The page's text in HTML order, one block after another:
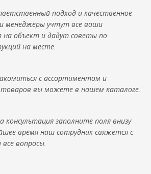
подход и качественное
менеджеры учтут все ваши
на объект и дадут советы по
на месте.
с ассортиментом и
вы можете в нашем каталоге.
консультация заполните поля внизу
время наш сотрудник свяжется с
вопросы.